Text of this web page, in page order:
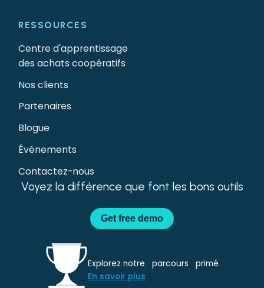
Voyez la différence que font les bons outils
Get free demo
Explorez notre parcours primé
En savoir plus
RESSOURCES
Centre d'apprentissage
des achats coopératifs
Nos clients
Partenaires
Blogue
Événements
Contactez-nous